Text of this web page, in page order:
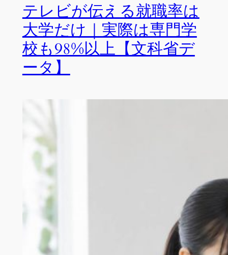
テレビが伝える就職率は
大学だけ｜実際は専門学
校も98%以上【文科省デ
ータ】